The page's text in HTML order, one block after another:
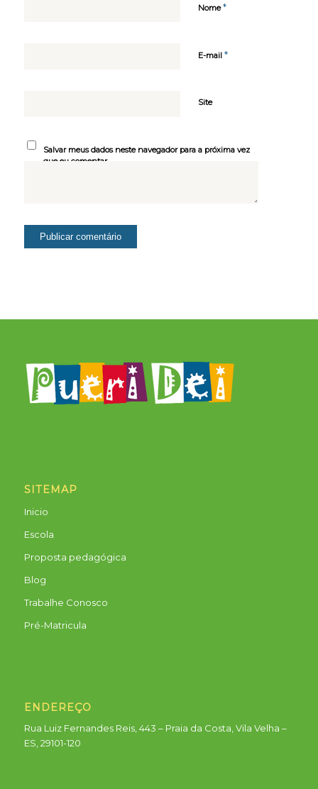
Nome*
E-mail *
Site
Salvar meus dados neste navegador para a próxima vez
que eu comentar.
SITEMAP
Inicio
Escola
Proposta pedagógica
Blog
Trabalhe Conosco
Pré-Matricula
ENDEREÇO
Rua Luiz Fernandes Reis, 443 – Praia da Costa, Vila Velha –
ES, 29101-120